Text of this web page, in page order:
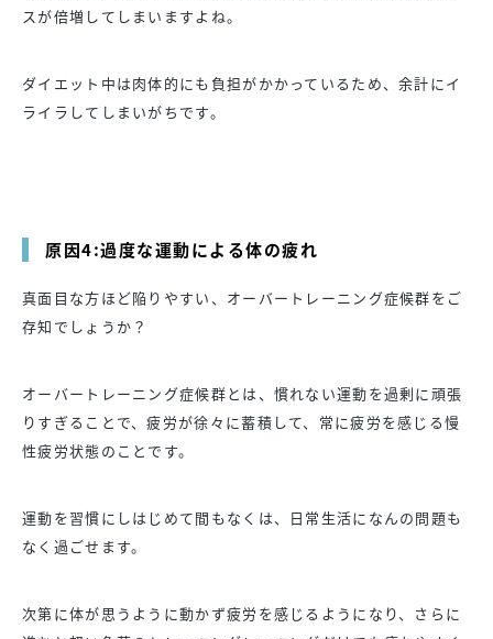
スが倍増してしまいますよね。
ダイエット中は肉体的にも負担がかかっているため、余計にイ
ライラしてしまいがちです。
原因4:過度な運動による体の疲れ
真面目な方ほど陥りやすい、オーバートレーニング症候群をご
存知でしょうか？
オーバートレーニング症候群とは、慣れない運動を過剰に頑張
りすぎることで、疲労が徐々に蓄積して、常に疲労を感じる慢
性疲労状態のことです。
運動を習慣にしはじめて間もなくは、日常生活になんの問題も
なく過ごせます。
次第に体が思うように動かず疲労を感じるようになり、さらに